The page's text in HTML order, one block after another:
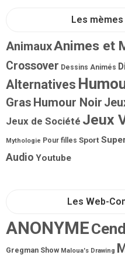
Les
AnimauxAnimes et
Crossover Dessins Animés
Alternatives
Gras Humour Noir
Jeux de Société Jeux
Mythologie Pour filles Sport
Audio Youtube
Les Web-
ANONYME
Gregman Show Maloua's Drawing